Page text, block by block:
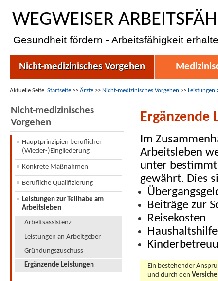
WEGWEISER
Gesundheit fördern - Arbeitsfähigkeit
Nicht-medizinisches Vorgehen
Aktuelle Seite: Startseite >> Ärzte >> Nicht-medizinisches Vorgehen >> Leistungen
Nicht-medizinisches
Vorgehen
Hauptprinzipien beruflicher
(Wieder-)Eingliederung
Konkrete Maßnahmen
Berufliche Qualifizierung
Leistungen zur Teilhabe am
Arbeitsleben
Arbeitsassistenz
Leistungen an Arbeitgeber
Gründungszuschuss
Ergänzende Leistungen
Ergänzende
Im
Arbeitsleben
unter
gewährt. Dies
Beiträge zur
Reisekosten
Haushaltshilfe
Ein bestehender
und durch den